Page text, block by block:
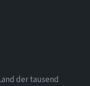
der tausend